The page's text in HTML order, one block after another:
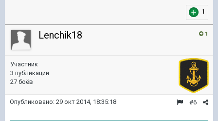
1
1
Lenchik18
Участник
3 публикации
27 боёв
#6
Опубликовано: 29 окт 2014, 18:35:18